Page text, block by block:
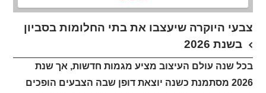
צבעי היוקרה שיעצבו את בתי החלומות בסביון
בשנת 2026
בכל שנה עולם העיצוב מציע מגמות חדשות, אך שנת
2026 מסתמנת כשנה יוצאת דופן שבה הצבעים הופכים